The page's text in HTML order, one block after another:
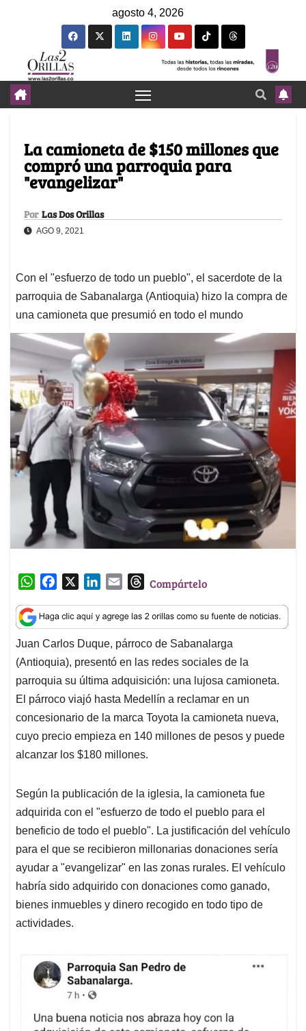
agosto 4, 2026
La camioneta de $150 millones que
compró una parroquia para
"evangelizar"
Por Las Dos Orillas
AGO 9, 2021
Con el "esfuerzo de todo un pueblo", el sacerdote de la
parroquia de Sabanalarga (Antioquia) hizo la compra de
una camioneta que presumió en todo el mundo
W
a
t
s
A
p
p
c
e
b
o
o
k
n
k
e
d
I
n
a
i
l
T
r
e
a
d
s
Compártelo
Juan Carlos Duque, párroco de Sabanalarga
(Antioquia), presentó en las redes sociales de la
parroquia su última adquisición: una lujosa camioneta.
El párroco viajó hasta Medellín a reclamar en un
concesionario de la marca Toyota la camioneta nueva,
cuyo precio empieza en 140 millones de pesos y puede
alcanzar los $180 millones.
Según la publicación de la iglesia, la camioneta fue
adquirida con el "esfuerzo de todo el pueblo para el
beneficio de todo el pueblo". La justificación del vehículo
para el que se recibieron millonarias donaciones sería
ayudar a "evangelizar" en las zonas rurales. El vehículo
habría sido adquirido con donaciones como ganado,
bienes inmuebles y dinero recogido en todo tipo de
actividades.